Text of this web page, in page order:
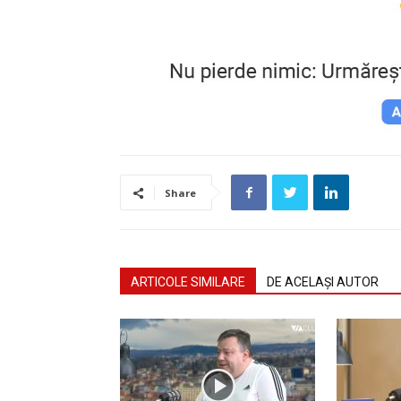
Share
ARTICOLE SIMILARE DE ACELAȘI AUTOR